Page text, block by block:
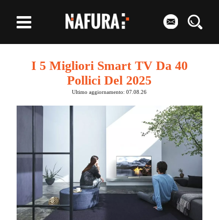
I 5 Migliori Smart TV Da 40
Pollici Del 2025
Ultimo aggiornamento: 07.08.26